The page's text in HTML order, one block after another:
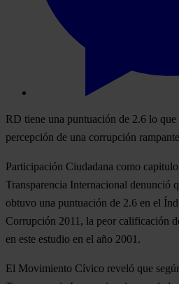
RD tiene una puntuación de 2.6 lo que
percepción de una corrupción
Participación Ciudadana como
Transparencia Internacional denunció
obtuvo una puntuación de 2.6 en el
Corrupción 2011, la peor calificación
en este estudio en el año 2001.
El Movimiento Cívico reveló que